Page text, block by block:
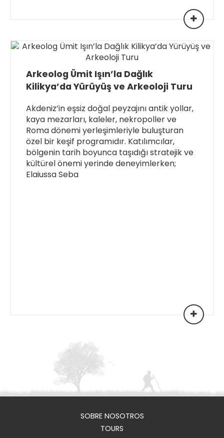
Arkeolog Ümit Işın’la Dağlık
Kilikya’da Yürüyüş ve Arkeoloji Turu
Akdeniz’in eşsiz doğal peyzajını antik yollar,
kaya mezarları, kaleler, nekropoller ve
Roma dönemi yerleşimleriyle buluşturan
özel bir keşif programıdır. Katılımcılar,
bölgenin tarih boyunca taşıdığı stratejik ve
kültürel önemi yerinde deneyimlerken;
Elaiussa Seba
SOBRE NOSOTROS
TOURS